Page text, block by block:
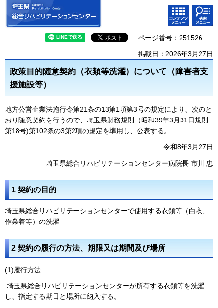
埼玉県 総合リハビリテーション
センター
コンテ
ンツメ
ニュー
検索・
共通メ
ニュー
ページ番号：251526
掲載日：2026年3月27日
政策目的随意契約（衣類等洗濯）について（障害者支
援施設等）
地方公営企業法施行令第21条の13第1項第3号の規定により、次のと
おり随意契約を行うので、埼玉県財務規則（昭和39年3月31日規則
第18号)第102条の3第2項の規定を準用し、公表する。
令和8年3月27日
埼玉県総合リハビリテーションセンター病院長 市川 忠
1 契約の目的
埼玉県総合リハビリテーションセンターで使用する衣類等（白衣、
作業着等）の洗濯
2 契約の履行の方法、期限又は期間及び場所
(1)履行方法
埼玉県総合リハビリテーションセンターが所有する衣類等を洗濯
し、指定する期日と場所に納入する。